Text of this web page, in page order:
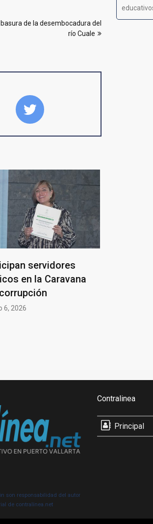
de la desembocadura del
río Cuale
servidores
en la Caravana
6, 2026
son responsabilidad del autor
de contralínea.net
Contralinea
Principal